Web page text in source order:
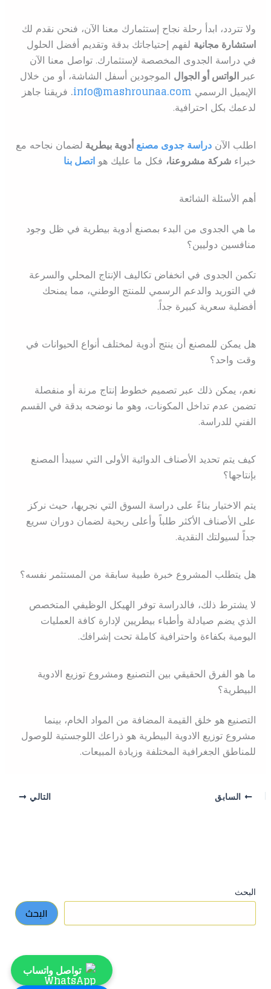
ولا تتردد، ابدأ رحلة نجاح إستثمارك معنا الآن، فنحن نقدم لك
استشارة مجانيةلفهم إحتياجاتك بدقة وتقديم أفضل الحلول
في دراسة الجدوى المخصصة لإستثمارك. تواصل معنا الآن
عبرالواتس أو الجوالالموجودين أسفل الشاشة، أو من خلال
الإيميل الرسمي info@mashrounaa.com
.فريقنا جاهز
لدعمك بكل احترافية.
اطلب الآن دراسة جدوى مصنعأدوية بيطرية لضمان نجاحه مع
خبراء شركة مشروعنا،فكل ما عليك هو اتصل بنا
أهم الأسئلة الشائعة
ما هي الجدوى من البدء بمصنع أدوية بيطرية في ظل وجود
منافسين دوليين؟
تكمن الجدوى في انخفاض تكاليف الإنتاج المحلي والسرعة
في التوريد والدعم الرسمي للمنتج الوطني، مما يمنحك
أفضلية سعرية كبيرة جداً.
هل يمكن للمصنع أن ينتج أدوية لمختلف أنواع الحيوانات في
وقت واحد؟
نعم، يمكن ذلك عبر تصميم خطوط إنتاج مرنة أو منفصلة
تضمن عدم تداخل المكونات، وهو ما نوضحه بدقة في القسم
الفني للدراسة.
كيف يتم تحديد الأصناف الدوائية الأولى التي سيبدأ المصنع
بإنتاجها؟
يتم الاختيار بناءً على دراسة السوق التي نجريها، حيث نركز
على الأصناف الأكثر طلباً وأعلى ربحية لضمان دوران سريع
جداً لسيولتك النقدية.
هل يتطلب المشروع خبرة طبية سابقة من المستثمر نفسه؟
لا يشترط ذلك، فالدراسة توفر الهيكل الوظيفي المتخصص
الذي يضم صيادلة وأطباء بيطريين لإدارة كافة العمليات
اليومية بكفاءة واحترافية كاملة تحت إشرافك.
ما هو الفرق الحقيقي بين التصنيع ومشروع توزيع الادوية
البيطرية؟
التصنيع هو خلق القيمة المضافة من المواد الخام، بينما
مشروع توزيع الادوية البيطرية هو ذراعك اللوجستية للوصول
للمناطق الجغرافية المختلفة وزيادة المبيعات.
السابق التالي
البحث
البحث
تواصل واتساب